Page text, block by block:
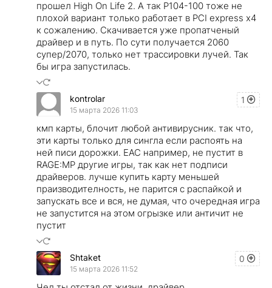
прошел High On Life 2. А так P104-100 тоже не
плохой вариант только работает в PCI express x4
к сожалению. Скачивается уже пропатченый
драйвер и в путь. По сути получается 2060
супер/2070, только нет трассировки лучей. Так
бы игра запустилась.
1
kontrolar
15 марта 2026 11:03
кмп карты, блочит любой антивирусник. так что,
эти карты только для сингла если распоять на
ней писи дорожки. EAC например, не пустит в
RAGE:MP другие игры, так как нет подписи
драйверов. лучше купить карту меньшей
праизводителность, не парится с распайкой и
запускать все и вся, не думая, что очередная игра
не запустится на этом огрызке или античит не
пустит
0
Shtaket
15 марта 2026 11:52